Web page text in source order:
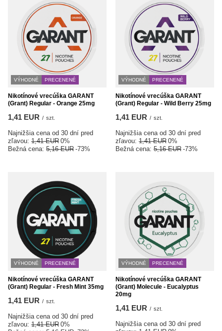
VÝHODNÉ PRECENENÉ
Nikotínové vrecúška GARANT
(Grant) Regular - Orange 25mg
1,41 EUR / szt.
Najnižšia cena od 30 dní pred
zľavou: 1,41 EUR 0%
Bežná cena: 5,16 EUR -73%
VÝHODNÉ PRECENENÉ
Nikotínové vrecúška GARANT
(Grant) Regular - Wild Berry 25mg
1,41 EUR / szt.
Najnižšia cena od 30 dní pred
zľavou: 1,41 EUR 0%
Bežná cena: 5,16 EUR -73%
VÝHODNÉ PRECENENÉ
Nikotínové vrecúška GARANT
(Grant) Regular - Fresh Mint 35mg
1,41 EUR / szt.
Najnižšia cena od 30 dní pred
zľavou: 1,41 EUR 0%
VÝHODNÉ PRECENENÉ
Nikotínové vrecúška GARANT
(Grant) Molecule - Eucalyptus
20mg
1,41 EUR / szt.
Najnižšia cena od 30 dní pred